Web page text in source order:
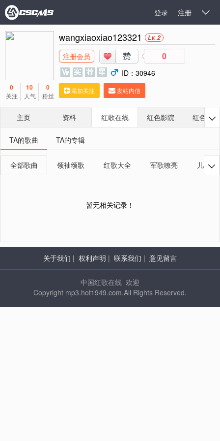

注册
登录
0
关注
10
人气
0
粉丝
wangxiaoxiao123321 Lv. 2
注册会员 0
ID：30946
添加关注 发站内信
主页 资料 红歌在线 红色影院 红色相册

TA的歌曲 TA的专辑
全部歌曲 领袖颂歌 红歌大全 军歌嘹亮 儿童红

暂无相关记录！
关于我们 | 权利声明 | 联系我们 | 意见留言
中国红歌在线 欢迎
Copyright mp3.hot1949.com.All Rights Reserved.